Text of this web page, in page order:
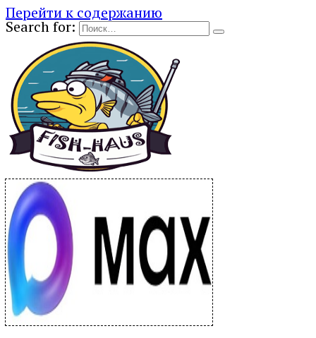
Перейти к содержанию
Search for: